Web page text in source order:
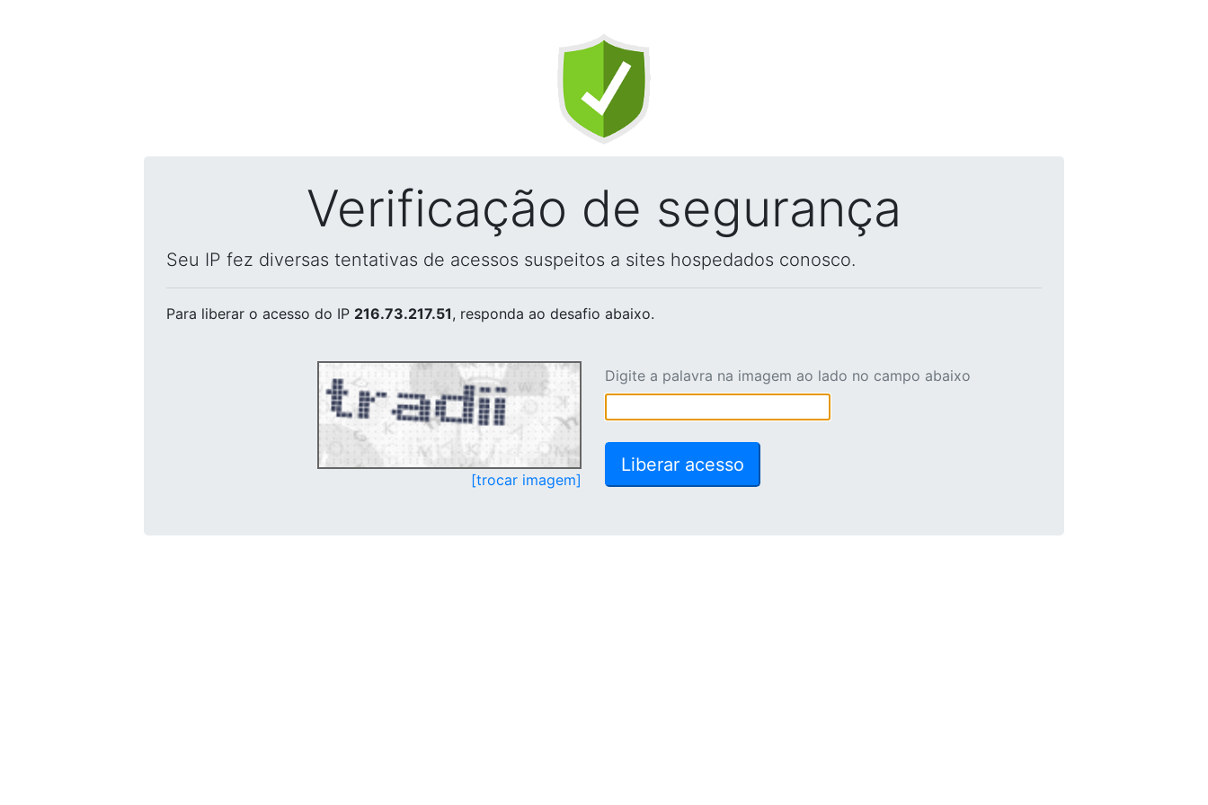
Verificação de segurança
Seu IP fez diversas tentativas de acessos suspeitos a sites hospedados conosco.
Para liberar o acesso do IP 216.73.217.51, responda ao desafio abaixo.
[trocar imagem]
Digite a palavra na imagem ao lado no campo abaixo